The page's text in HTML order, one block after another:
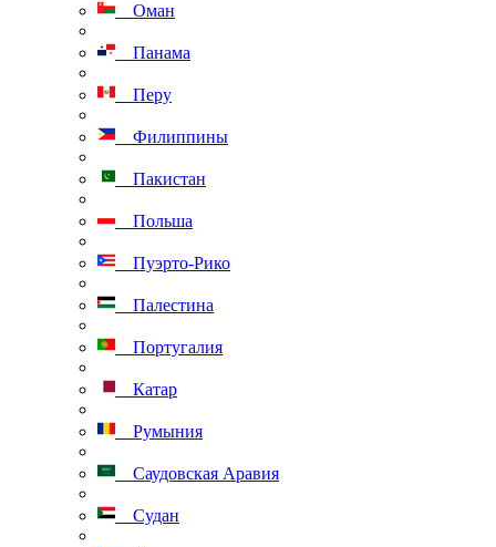
Оман
Панама
Перу
Филиппины
Пакистан
Польша
Пуэрто-Рико
Палестина
Португалия
Катар
Румыния
Саудовская Аравия
Судан